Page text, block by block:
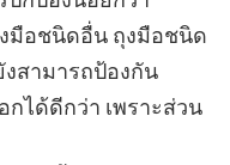
มือชนิดอื่น ถุงมือชนิด
สามารถป้องกัน
ได้ดีกว่า เพราะส่วน